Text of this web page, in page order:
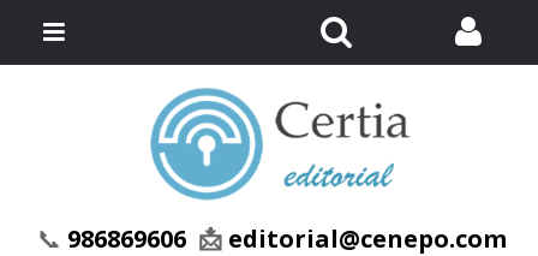
📞 986869606 📩 editorial@cenepo.com
Menú